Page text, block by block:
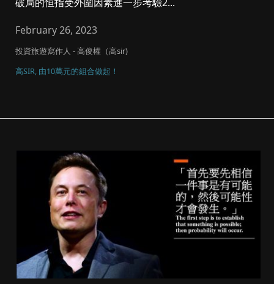
February 26, 2023
投資旅遊寫作人 - 高俊權（高sir)
高SIR, 由10萬元的組合做起！